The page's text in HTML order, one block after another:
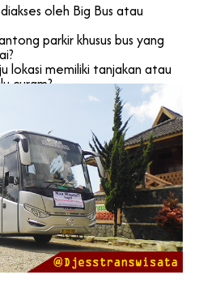
oleh Big Bus atau
parkir khusus bus yang
lokasi memiliki tanjakan atau
curam?